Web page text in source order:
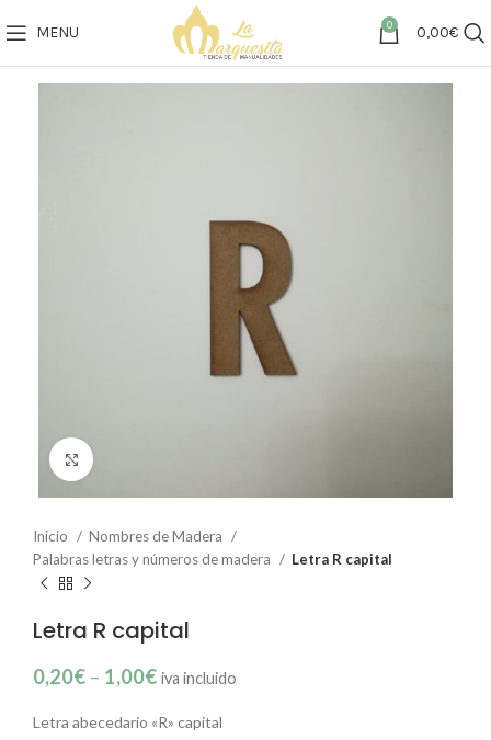
MENU 0 0,00€
Inicio
Nombres de Madera
Palabras letras y números de madera
Letra R capital
Letra R capital
0,20€ – 1,00€ iva incluido
Letra abecedario «R» capital